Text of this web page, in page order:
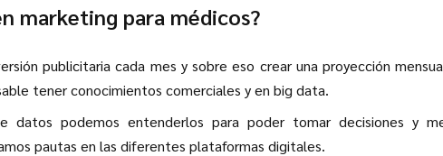
marketing para médicos?
publicitaria cada mes y sobre eso crear una proyección
tener conocimientos comerciales y en big data.
datos podemos entenderlos para poder tomar decisiones y
pautas en las diferentes plataformas digitales.